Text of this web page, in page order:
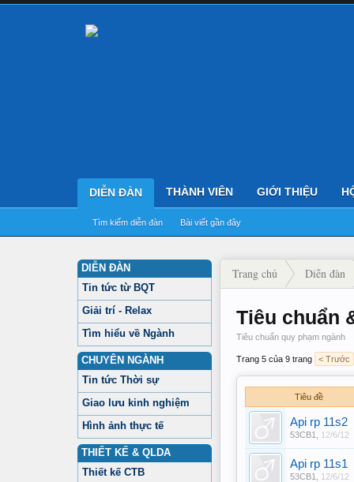
DIỄN ĐÀN
Tìm kiếm diễn đàn Bài viết gần đây
THÀNH VIÊN GIỚI THIỆU
DIỄN ĐÀN
Tin tức từ BQT
Giải trí - Relax
Tìm hiểu về Ngành
CHUYÊN NGÀNH
Tin tức Thời sự
Giao lưu kinh nghiệm
Hình ảnh thực tế
THIẾT KẾ & QLDA
Thiết kế CTB
Trang chủ Diễn đàn
Tiêu chuẩn
Tiêu chuẩn quy phạm ngành
Trang 5 của 9 trang < Trước
Tiêu đề
Api rp 11s2
53CB1 12/6/12
Api rp 11s1
53CB1 12/6/12